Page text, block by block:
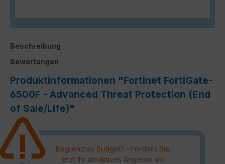
Beschreibung
Bewertungen
Produktinformationen "Fortinet FortiGate-
6500F - Advanced Threat Protection (End
of Sale/Life)"
Begrenztes Budget? - Fordern Sie
jetzt Ihr attraktives Angebot an!